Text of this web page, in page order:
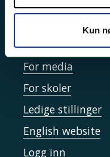
Kun
Kontakt UiT
For media
For skoler
Ledige stillinger
English website
Logg inn